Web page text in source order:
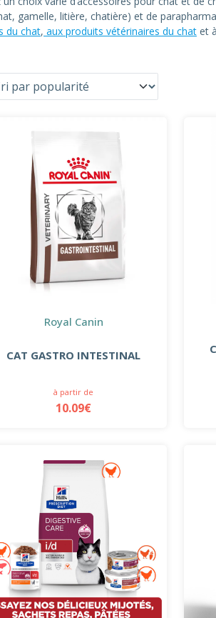
gamelle, litière, chatière) et de
du chat, aux produits vétérinaires du chat et à
Royal Canin
CAT GASTRO INTESTINAL
à partir de
10.09€